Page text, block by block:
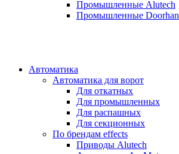
Промышленные Alutech
Промышленные Doorhan
Автоматика
Автоматика для ворот
Для откатных
Для промышленных
Для распашных
Для секционных
По брендам effects
Приводы Alutech